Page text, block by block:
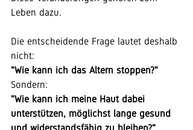
Leben dazu.
Die entscheidende Frage lautet deshalb
nicht:
"Wie kann ich das Altern stoppen?"
Sondern:
"Wie kann ich meine Haut dabei
unterstützen, möglichst lange gesund